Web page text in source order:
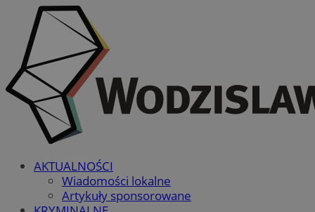
AKTUALNOŚCI
Wiadomości lokalne
Artykuły sponsorowane